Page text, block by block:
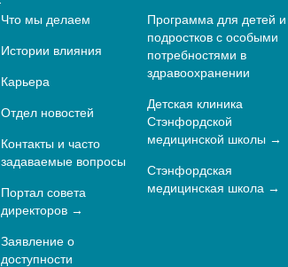
Что мы делаем
Истории влияния
Карьера
Отдел новостей
Контакты и часто
задаваемые вопросы
Портал совета
директоров
Заявление о
доступности
Программа для детей и
подростков с особыми
потребностями в
здравоохранении
Детская клиника
Стэнфордской
медицинской школы
Стэнфордская
медицинская школа